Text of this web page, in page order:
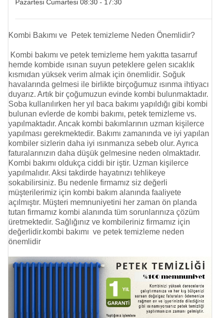
Pazartesi Cumartesi 08:30 - 17:30
Kombi Bakımı ve Petek temizleme Neden Önemlidir?
Kombi bakımı ve petek temizleme hem yakıtta tasarruf
hemde kombide ısınan suyun peteklere gelen sıcaklık
kısmıdan yüksek verim almak için önemlidir. Soğuk
havalarında gelmesi ile birlikte birçoğumuz ısınma ihtiyacı
duyarız. Artık bir çoğumuzun evinde kombi bulunmaktadır.
Soba kullanılırken her yıl baca bakımı yapıldığı gibi kombi
bulunan evlerde de kombi bakımı, petek temizleme vs.
yapılmaktadır. Ancak kombi bakımlarının uzman kişilerce
yapılması gerekmektedir. Bakımı zamanında ve iyi yapılan
kombiler sizlerin daha iyi ısınmanıza sebeb olur. Ayrıca
faturalarınızın daha düşük gelmesine neden olmaktadır.
Kombi bakımı oldukça ciddi bir iştir. Uzman kişilerce
yapılmalıdır. Aksi takdirde hayatınızı tehlikeye
sokabilirsiniz. Bu nedenle firmamız siz değerli
müşterilerimiz için kombi bakım alanında faaliyete
açılmıştır. Müşteri memnuniyetini her zaman ön planda
tutan firmamız kombi alanında tüm sorunlarınıza çözüm
üretmektedir. Sağlığınız ve kombileriniz firmamız için
değerlidir.kombi bakımı ve petek temizleme neden
önemlidir